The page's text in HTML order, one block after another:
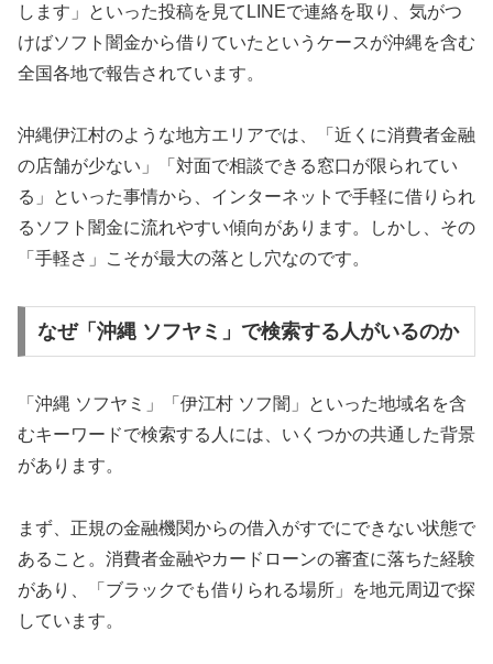
します」といった投稿を見てLINEで連絡を取り、気がつ
けばソフト闇金から借りていたというケースが沖縄を含む
全国各地で報告されています。
沖縄伊江村のような地方エリアでは、「近くに消費者金融
の店舗が少ない」「対面で相談できる窓口が限られてい
る」といった事情から、インターネットで手軽に借りられ
るソフト闇金に流れやすい傾向があります。しかし、その
「手軽さ」こそが最大の落とし穴なのです。
なぜ「沖縄 ソフヤミ」で検索する人がいるのか
「沖縄 ソフヤミ」「伊江村 ソフ闇」といった地域名を含
むキーワードで検索する人には、いくつかの共通した背景
があります。
まず、正規の金融機関からの借入がすでにできない状態で
あること。消費者金融やカードローンの審査に落ちた経験
があり、「ブラックでも借りられる場所」を地元周辺で探
しています。